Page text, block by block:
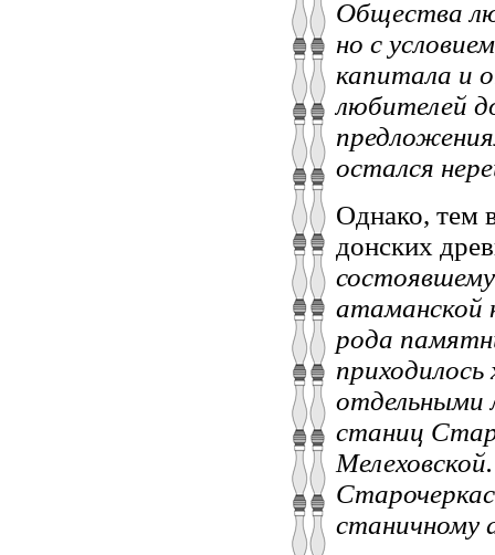
Общества
но с
капитала и
любителей
остался
Однако, тем
донских
атаманской
рода
отдельными
станиц
станичному